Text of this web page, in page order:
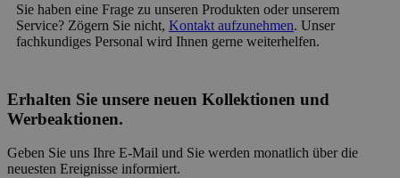
Sie haben eine Frage zu unseren Produkten oder unserem
Service? Zögern Sie nicht, Kontakt aufzunehmen. Unser
fachkundiges Personal wird Ihnen gerne weiterhelfen.
Erhalten Sie unsere neuen Kollektionen und
Werbeaktionen.
Geben Sie uns Ihre E-Mail und Sie werden monatlich über die
neuesten Ereignisse informiert.